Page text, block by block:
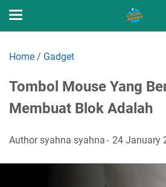
Home / Gadget
Tombol Mouse Yang
Membuat Blok Adalah
Authorsyahna syahna 24 January